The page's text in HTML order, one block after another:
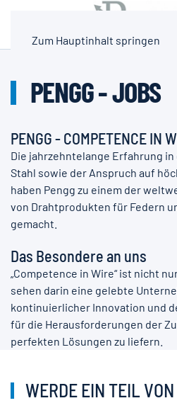
Zum Hauptinhalt springen
PENGG - JOBS
PENGG - COMPETENCE IN
Die jahrzehntelange Erfahrung
Stahl sowie der Anspruch auf
haben Pengg zu einem der
von Drahtprodukten für Federn
gemacht.
Das Besondere an uns
„Competence in Wire“ ist nicht
sehen darin eine gelebte
kontinuierlicher Innovation und
für die Herausforderungen der
perfekten Lösungen zu liefern.
WERDE EIN TEIL